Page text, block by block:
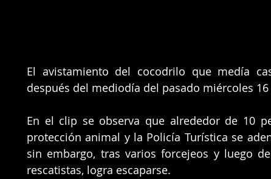
El avistamiento del cocodrilo que medía
después del mediodía del pasado miércoles
En el clip se observa que alrededor de 10
protección animal y la Policía Turística se
sin embargo, tras varios forcejeos y luego
rescatistas, logra escaparse.